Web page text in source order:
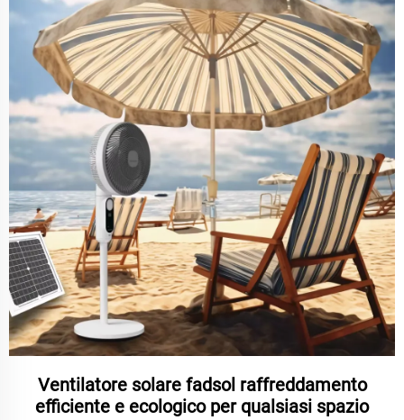
Ventilatore solare fadsol raffreddamento
efficiente e ecologico per qualsiasi spazio